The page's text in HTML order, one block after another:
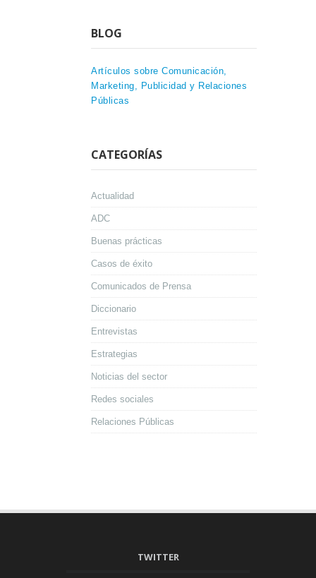
BLOG
Artículos sobre Comunicación,
Marketing, Publicidad y Relaciones
Públicas
CATEGORÍAS
Actualidad
ADC
Buenas prácticas
Casos de éxito
Comunicados de Prensa
Diccionario
Entrevistas
Estrategias
Noticias del sector
Redes sociales
Relaciones Públicas
TWITTER